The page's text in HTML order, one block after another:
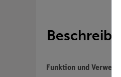
Funktion und